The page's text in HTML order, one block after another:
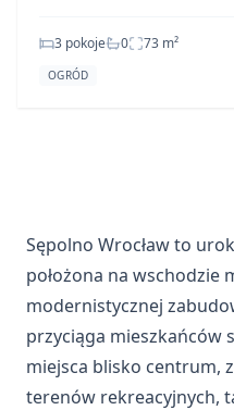
3 pokoje 0 73 m²
OGRÓD
Sępolno Wrocław to
położona na wschodzie
modernistycznej
przyciąga mieszkańców
miejsca blisko centrum,
terenów rekreacyjnych,